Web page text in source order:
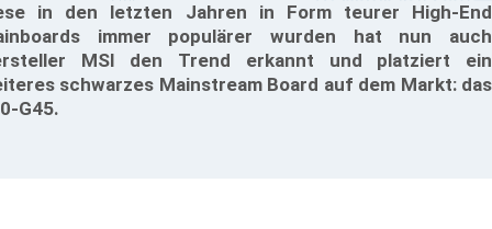
in den letzten Jahren in Form teurer High-End
immer populärer wurden hat nun auch
MSI den Trend erkannt und platziert ein
schwarzes Mainstream Board auf dem Markt: das
G45.